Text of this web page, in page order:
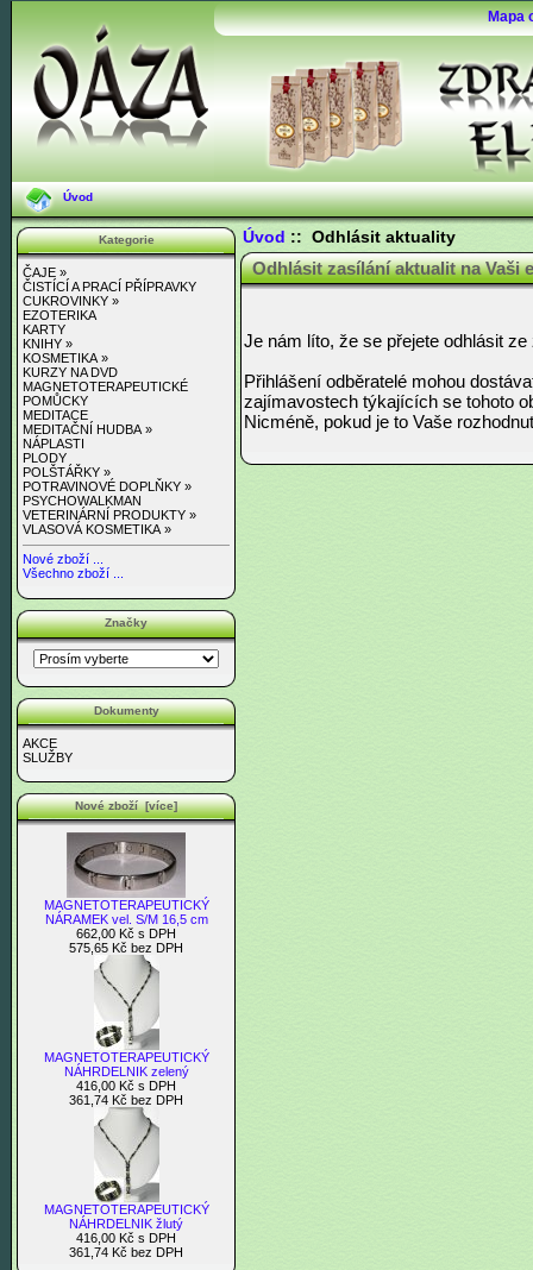
Mapa
Úvod
Kategorie
ČAJE »
ČISTÍCÍ A PRACÍ PŘÍPRAVKY
CUKROVINKY »
EZOTERIKA
KARTY
KNIHY »
KOSMETIKA »
KURZY NA DVD
MAGNETOTERAPEUTICKÉ
POMŮCKY
MEDITACE
MEDITAČNÍ HUDBA »
NÁPLASTI
PLODY
POLŠTÁŘKY »
POTRAVINOVÉ DOPLŇKY »
PSYCHOWALKMAN
VETERINÁRNÍ PRODUKTY »
VLASOVÁ KOSMETIKA »
Nové zboží ...
Všechno zboží ...
Značky
Dokumenty
AKCE
SLUŽBY
Nové zboží [více]
MAGNETOTERAPEUTICKÝ
NÁRAMEK vel. S/M 16,5 cm
662,00 Kč s DPH
575,65 Kč bez DPH
MAGNETOTERAPEUTICKÝ
NÁHRDELNIK zelený
416,00 Kč s DPH
361,74 Kč bez DPH
MAGNETOTERAPEUTICKÝ
NÁHRDELNIK žlutý
416,00 Kč s DPH
361,74 Kč bez DPH
Úvod :: Odhlásit aktuality
Odhlásit zasílání aktualit na Vaši
Je nám líto, že se přejete odhlásit
Přihlášení odběratelé mohou
zajímavostech týkajících se tohoto
Nicméně, pokud je to Vaše